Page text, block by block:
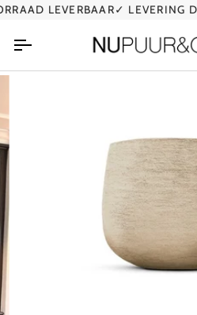
Ga
inhoud
LEVERBAAR✓ LEVERING